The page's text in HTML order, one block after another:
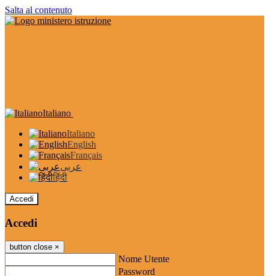
Salta al contenuto
Italiano
Italiano
English
Français
عربى
हिंदी
Accedi
Accedi
button close ×
Nome Utente
Password